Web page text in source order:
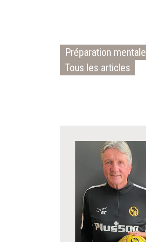
Préparation mentale
Tous les articles